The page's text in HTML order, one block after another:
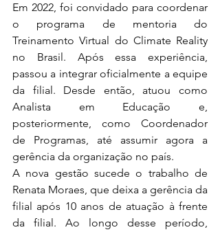
Em 2022, foi convidado para coordenar
o programa de mentoria do
Treinamento Virtual do Climate Reality
no Brasil. Após essa experiência,
passou a integrar oficialmente a equipe
da filial. Desde então, atuou como
Analista em Educação e,
posteriormente, como Coordenador
de Programas, até assumir agora a
gerência da organização no país.
A nova gestão sucede o trabalho de
Renata Moraes, que deixa a gerência da
filial após 10 anos de atuação à frente
da filial. Ao longo desse período,